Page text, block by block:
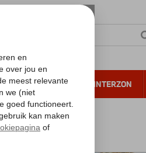
ALL INCLUSIVE WINTERZON